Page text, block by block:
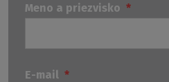
Meno a priezvisko *
E-mail *